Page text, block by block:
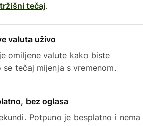
tečaj.
valuta uživo
omiljene valute kako biste
tečaj mijenja s vremenom.
bez oglasa
Potpuno je besplatno i nema